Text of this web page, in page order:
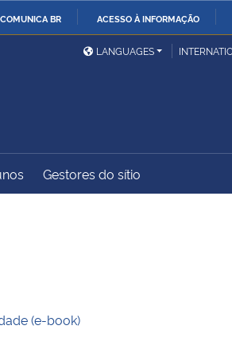
COMUNICA BR ACESSO À INFORMAÇÃO
Ministério das Relações
Exteriores
Controladoria-Geral da
LANGUAGES
Gestores do sítio
(e-book)